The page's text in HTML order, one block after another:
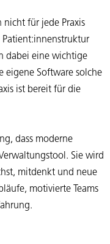
nicht für jede Praxis
dabei eine wichtige
eigene Software solche
ist bereit für die
dass moderne
Sie wird
mitdenkt und neue
motivierte Teams